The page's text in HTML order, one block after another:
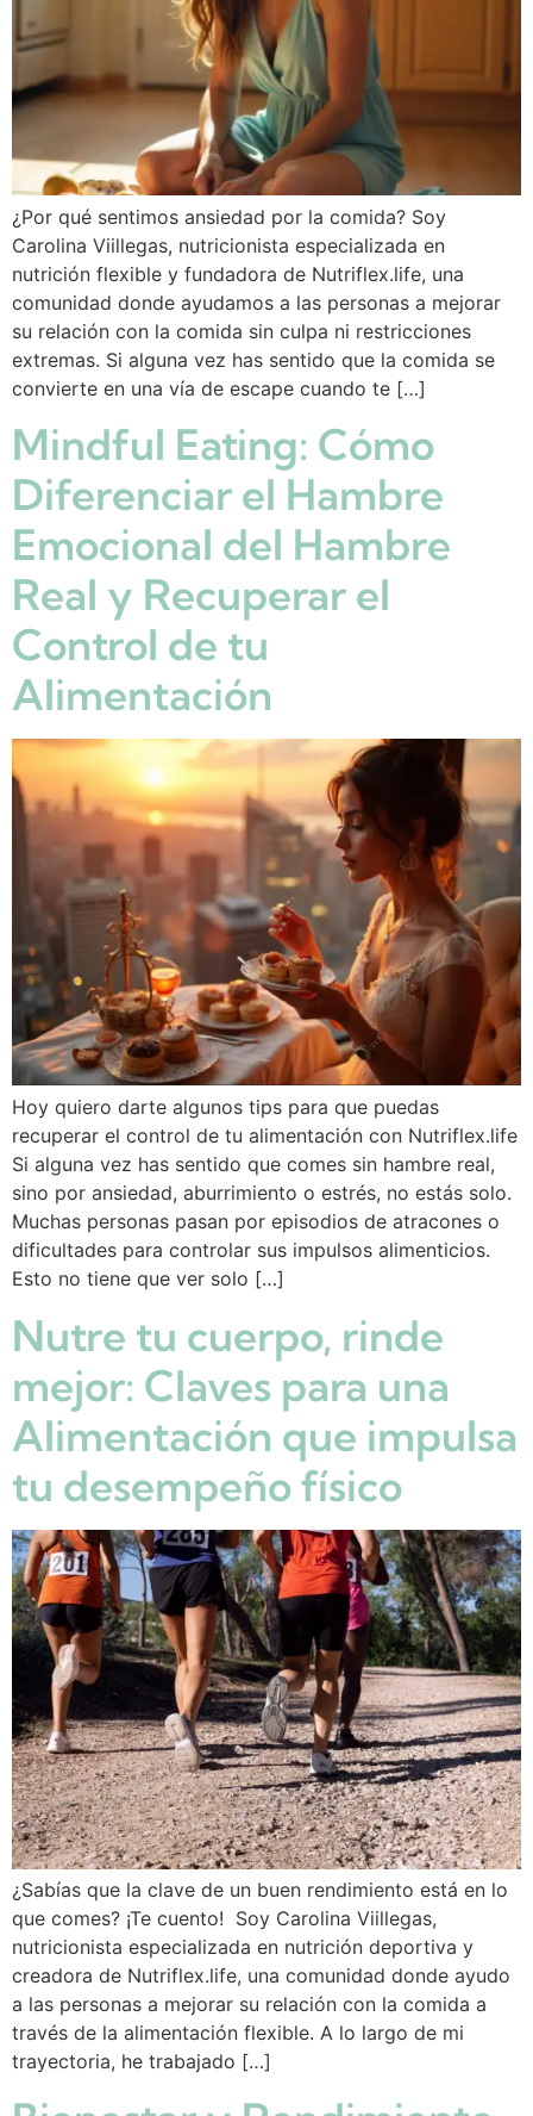
¿Por qué sentimos ansiedad por la comida? Soy
Carolina Viillegas, nutricionista especializada en
nutrición flexible y fundadora de Nutriflex.life, una
comunidad donde ayudamos a las personas a mejorar
su relación con la comida sin culpa ni restricciones
extremas. Si alguna vez has sentido que la comida se
convierte en una vía de escape cuando te […]
Mindful Eating: Cómo
Diferenciar el Hambre
Emocional del Hambre
Real y Recuperar el
Control de tu
Alimentación
Hoy quiero darte algunos tips para que puedas
recuperar el control de tu alimentación con Nutriflex.life
Si alguna vez has sentido que comes sin hambre real,
sino por ansiedad, aburrimiento o estrés, no estás solo.
Muchas personas pasan por episodios de atracones o
dificultades para controlar sus impulsos alimenticios.
Esto no tiene que ver solo […]
Nutre tu cuerpo, rinde
mejor: Claves para una
Alimentación que impulsa
tu desempeño físico
¿Sabías que la clave de un buen rendimiento está en lo
que comes? ¡Te cuento! Soy Carolina Viillegas,
nutricionista especializada en nutrición deportiva y
creadora de Nutriflex.life, una comunidad donde ayudo
a las personas a mejorar su relación con la comida a
través de la alimentación flexible. A lo largo de mi
trayectoria, he trabajado […]